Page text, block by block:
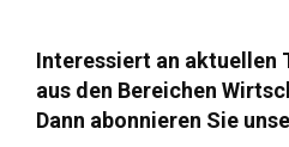
Interessiert an aktuellen
aus den Bereichen
Dann abonnieren Sie